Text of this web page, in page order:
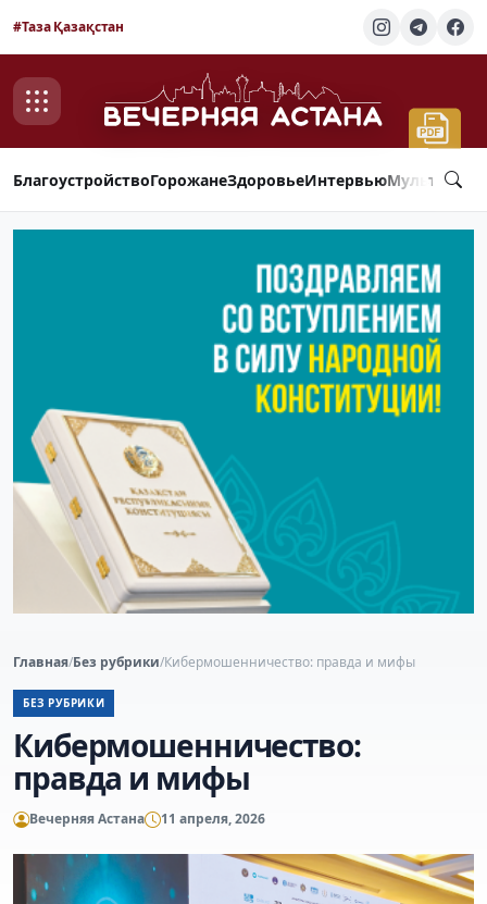
#Таза Қазақстан
БлагоустройствоГорожанеЗдоровьеИнтервью
Главная/Без рубрики/Кибермошенничество: правда и мифы
БЕЗ РУБРИКИ
Кибермошенничество:
правда и мифы
Вечерняя Астана 11 апреля, 2026